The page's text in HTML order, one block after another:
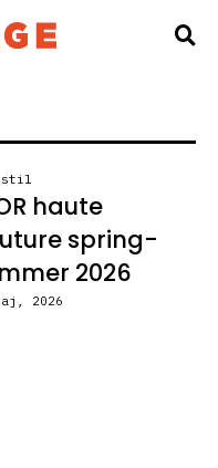
haute
spring-
2026
2026